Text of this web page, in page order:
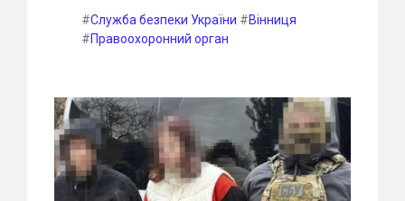
#Служба безпеки України #Вінниця
#Правоохоронний орган